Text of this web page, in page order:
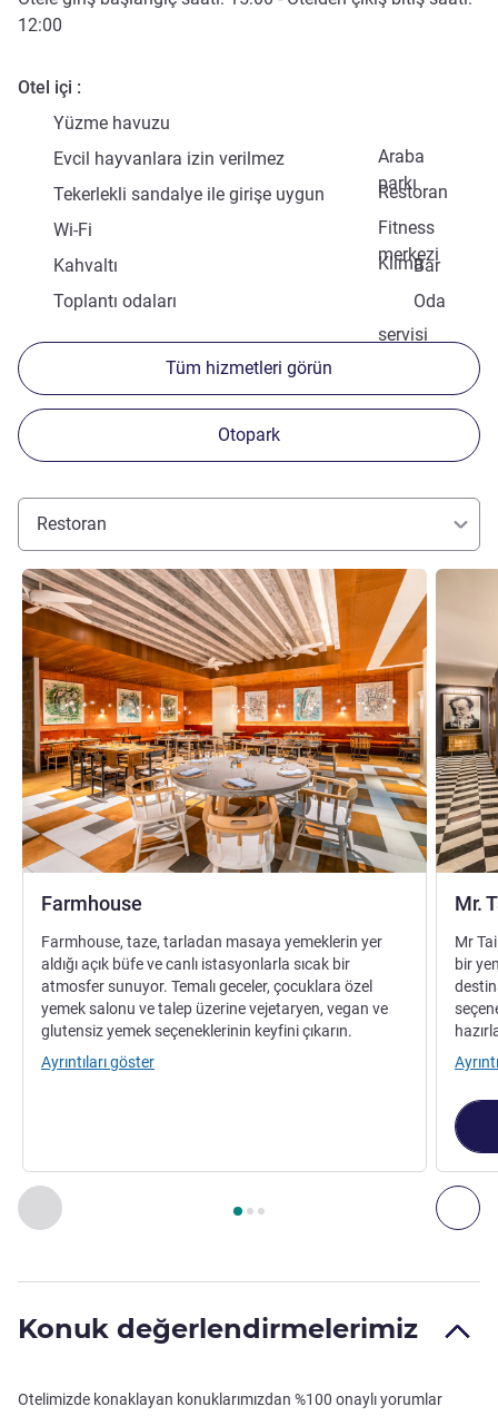
12:00
Otel içi
Yüzme havuzu
Araba
parkı
Evcil hayvanlara izin verilmez
Restoran
Tekerlekli sandalye ile girişe uygun
Fitness
merkezi
Wi-Fi
Klima
Kahvaltı
Bar
Toplantı odaları
Oda
servisi
Tüm hizmetleri görün
Otopark
Restoran
Önceki - Restoran
Sayfa , Restoran 1 : Farmhouse , Restoran 2 : Mr. Tailor
Farmhouse
Ayrıntıları göster
Farmhouse, taze, tarladan masaya yemeklerin yer
aldığı açık büfe ve canlı istasyonlarla sıcak bir
atmosfer sunuyor. Temalı geceler, çocuklara özel
yemek salonu ve talep üzerine vejetaryen, vegan ve
glutensiz yemek seçeneklerinin keyfini çıkarın.
Ayrıntıları göster
Mr.
Mr
bir
Konuk değerlendirmelerimiz
Otelimizde konaklayan konuklarımızdan %100 onaylı yorumlar